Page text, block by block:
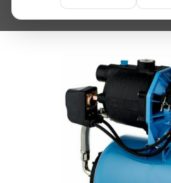
Насосные станции